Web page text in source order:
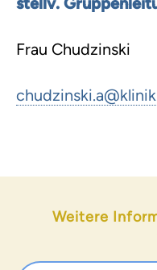
Frau Chudzinski
chudzinski.a@
Weitere